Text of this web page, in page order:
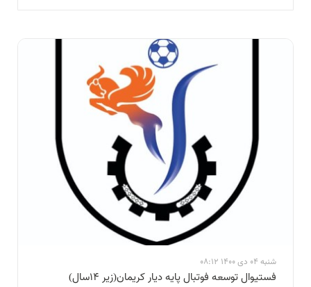
شنبه 04 دی 1400 08:12
فستیوال توسعه فوتبال پایه دیار کریمان(زیر ۱۴سال)